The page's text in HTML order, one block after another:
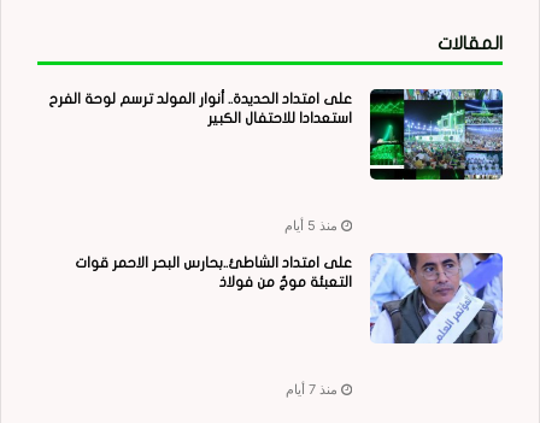
المقالات
على امتداد الحديدة.. أنوار المولد ترسم لوحة الفرح
استعدادا للاحتفال الكبير
منذ 5 أيام
على امتداد الشاطئ..بحارس البحر الاحمر قوات
التعبئة موجٌ من فولاذ
منذ 7 أيام